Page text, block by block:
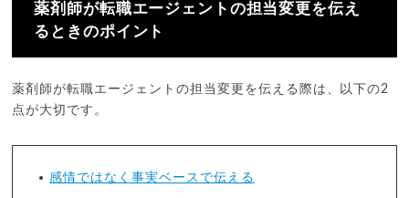
薬剤師が転職エージェントの担当変更を伝え
るときのポイント
薬剤師が転職エージェントの担当変更を伝える際は、以下の2
点が大切です。
感情ではなく事実ベースで伝える